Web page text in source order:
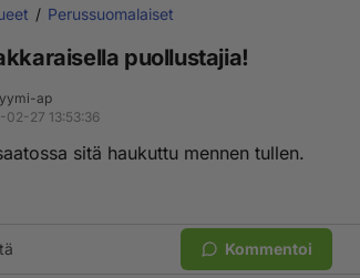
Perussuomalaiset
puollustajia!
ap
02-27 13:53:36
sitä haukuttu mennen tullen.
Kommentoi